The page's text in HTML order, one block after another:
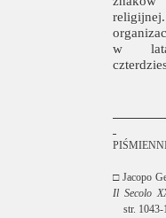
w
□Jacopo
Il Secolo
str.